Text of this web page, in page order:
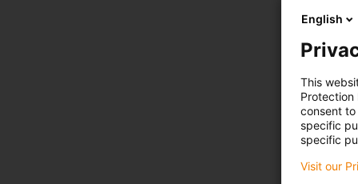
English
This
Protection
consent
specific
specific
Visit our